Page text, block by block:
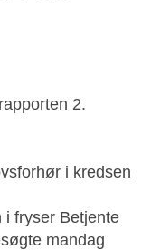
2.
i kredsen
fryser Betjente
mandag